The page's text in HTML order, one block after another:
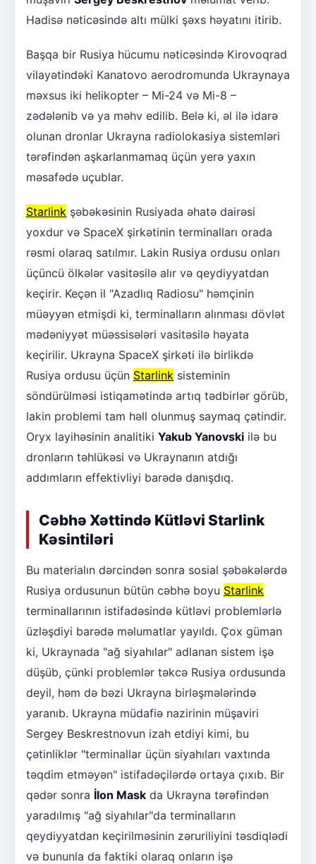
Hadisə nəticəsində altı mülki şəxs həyatını itirib.
Başqa bir Rusiya hücumu nəticəsində Kirovoqrad
vilayətindəki Kanatovo aerodromunda Ukraynaya
məxsus iki helikopter – Mi-24 və Mi-8 –
zədələnib və ya məhv edilib. Belə ki, əl ilə idarə
olunan dronlar Ukrayna radiolokasiya sistemləri
tərəfindən aşkarlanmamaq üçün yerə yaxın
məsafədə uçublar.
Starlink şəbəkəsinin Rusiyada əhatə dairəsi
yoxdur və SpaceX şirkətinin terminalları orada
rəsmi olaraq satılmır. Lakin Rusiya ordusu onları
üçüncü ölkələr vasitəsilə alır və qeydiyyatdan
keçirir. Keçən il "Azadlıq Radiosu" həmçinin
müəyyən etmişdi ki, terminalların alınması dövlət
mədəniyyət müəssisələri vasitəsilə həyata
keçirilir. Ukrayna SpaceX şirkəti ilə birlikdə
Rusiya ordusu üçün Starlink sisteminin
söndürülməsi istiqamətində artıq tədbirlər görüb,
lakin problemi tam həll olunmuş saymaq çətindir.
Oryx layihəsinin analitiki Yakub Yanovski ilə bu
dronların təhlükəsi və Ukraynanın atdığı
addımların effektivliyi barədə danışdıq.
Cəbhə Xəttində Kütləvi Starlink
Kəsintiləri
Bu materialın dərcindən sonra sosial şəbəkələrdə
Rusiya ordusunun bütün cəbhə boyu Starlink
terminallarının istifadəsində kütləvi problemlərlə
üzləşdiyi barədə məlumatlar yayıldı. Çox güman
ki, Ukraynada "ağ siyahılar" adlanan sistem işə
düşüb, çünki problemlər təkcə Rusiya ordusunda
deyil, həm də bəzi Ukrayna birləşmələrində
yaranıb. Ukrayna müdafiə nazirinin müşaviri
Sergey Beskrestnovun izah etdiyi kimi, bu
çətinliklər "terminallar üçün siyahıları vaxtında
təqdim etməyən" istifadəçilərdə ortaya çıxıb. Bir
qədər sonra İlon Mask da Ukrayna tərəfindən
yaradılmış "ağ siyahılar"da terminalların
qeydiyyatdan keçirilməsinin zəruriliyini təsdiqlədi
və bununla da faktiki olaraq onların işə